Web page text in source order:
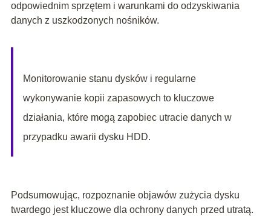
odpowiednim sprzętem i warunkami do odzyskiwania
danych z uszkodzonych nośników.
Monitorowanie stanu dysków i regularne
wykonywanie kopii zapasowych to kluczowe
działania, które mogą zapobiec utracie danych w
przypadku awarii dysku HDD.
Podsumowując, rozpoznanie objawów zużycia dysku
twardego jest kluczowe dla ochrony danych przed utratą.